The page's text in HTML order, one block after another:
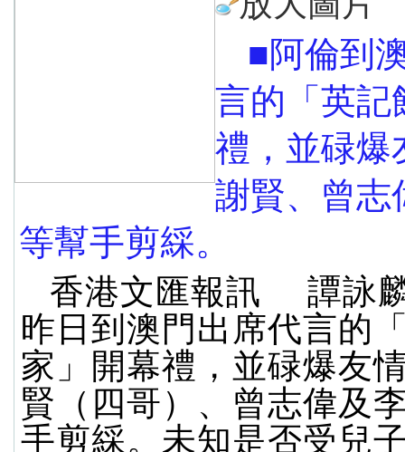
■阿倫到
言的「英記
禮，並碌爆
謝賢、曾志
等幫手剪綵。
香港文匯報訊 譚詠
昨日到澳門出席代言的
家」開幕禮，並碌爆友
賢（四哥）、曾志偉及
手剪綵。未知是否受兒